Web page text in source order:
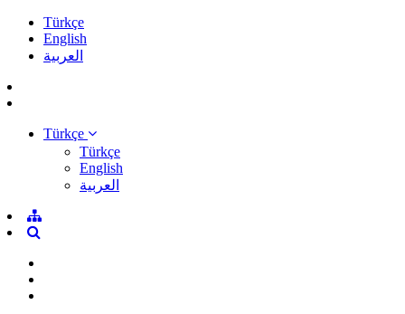
Türkçe
English
العربية
Türkçe
Türkçe
English
العربية